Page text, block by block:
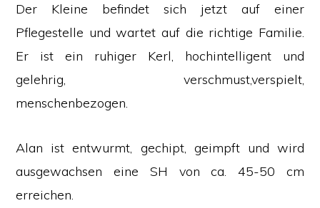
Der Kleine befindet sich jetzt auf einer
Pflegestelle und wartet auf die richtige Familie.
Er ist ein ruhiger Kerl, hochintelligent und
gelehrig, verschmust,verspielt,
menschenbezogen.
Alan ist entwurmt, gechipt, geimpft und wird
ausgewachsen eine SH von ca. 45-50 cm
erreichen.